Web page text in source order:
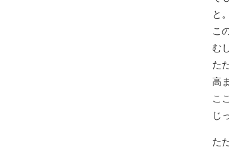
と。
こ
む
た
高
こ
じ
た